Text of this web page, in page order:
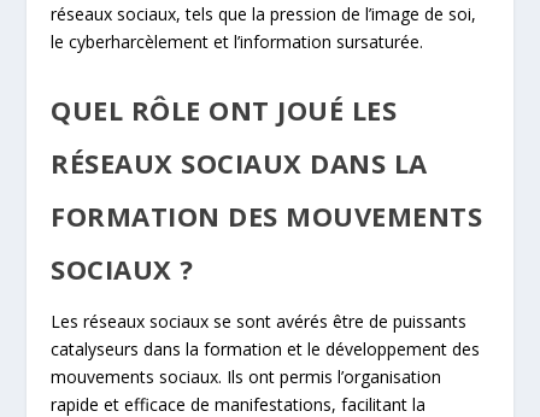
réseaux sociaux, tels que la pression de l’image de soi,
le cyberharcèlement et l’information sursaturée.
QUEL RÔLE ONT JOUÉ LES
RÉSEAUX SOCIAUX DANS LA
FORMATION DES MOUVEMENTS
SOCIAUX ?
Les réseaux sociaux se sont avérés être de puissants
catalyseurs dans la formation et le développement des
mouvements sociaux. Ils ont permis l’organisation
rapide et efficace de manifestations, facilitant la